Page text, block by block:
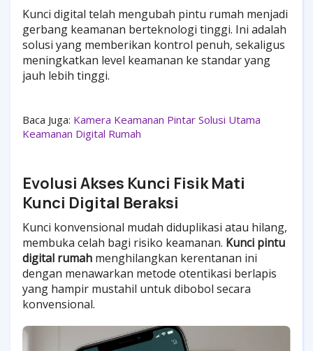
Kunci digital telah mengubah pintu rumah menjadi
gerbang keamanan berteknologi tinggi. Ini adalah
solusi yang memberikan kontrol penuh, sekaligus
meningkatkan level keamanan ke standar yang
jauh lebih tinggi.
Baca Juga: Kamera Keamanan Pintar Solusi Utama
Keamanan Digital Rumah
Evolusi Akses Kunci Fisik Mati
Kunci Digital Beraksi
Kunci konvensional mudah diduplikasi atau hilang,
membuka celah bagi risiko keamanan. Kunci pintu
digital rumah menghilangkan kerentanan ini
dengan menawarkan metode otentikasi berlapis
yang hampir mustahil untuk dibobol secara
konvensional.